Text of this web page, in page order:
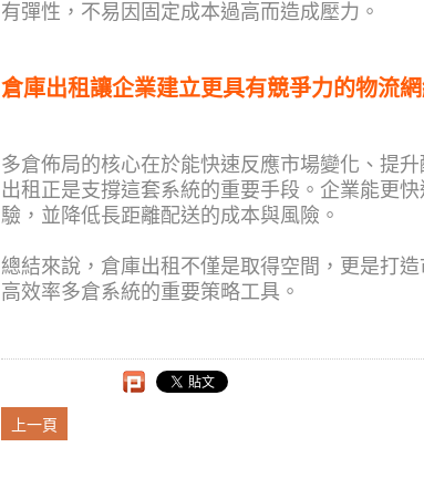
有彈性，不易因固定成本過高而造成壓力。
倉庫出租讓企業建立更具有競爭力的物流
多倉佈局的核心在於能快速反應市場變化、提
出租正是支撐這套系統的重要手段。企業能更
驗，並降低長距離配送的成本與風險。
總結來說，倉庫出租不僅是取得空間，更是打
高效率多倉系統的重要策略工具。
上一頁